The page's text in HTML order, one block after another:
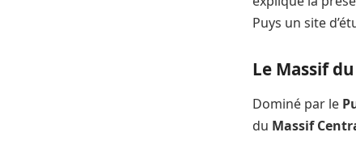
Puys un site
Le Massif
Dominé par le
du Massif